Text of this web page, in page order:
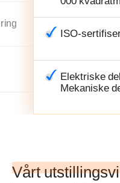
ISO-
Elektriske
Mekaniske
Vårt